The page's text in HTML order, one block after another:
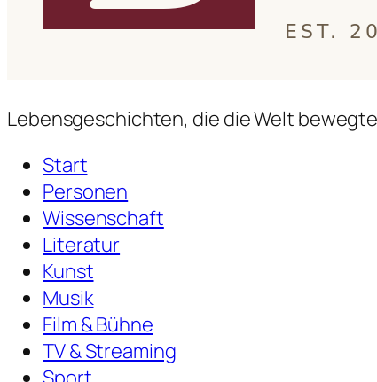
Lebensgeschichten, die die Welt
Start
Personen
Wissenschaft
Literatur
Kunst
Musik
Film & Bühne
TV & Streaming